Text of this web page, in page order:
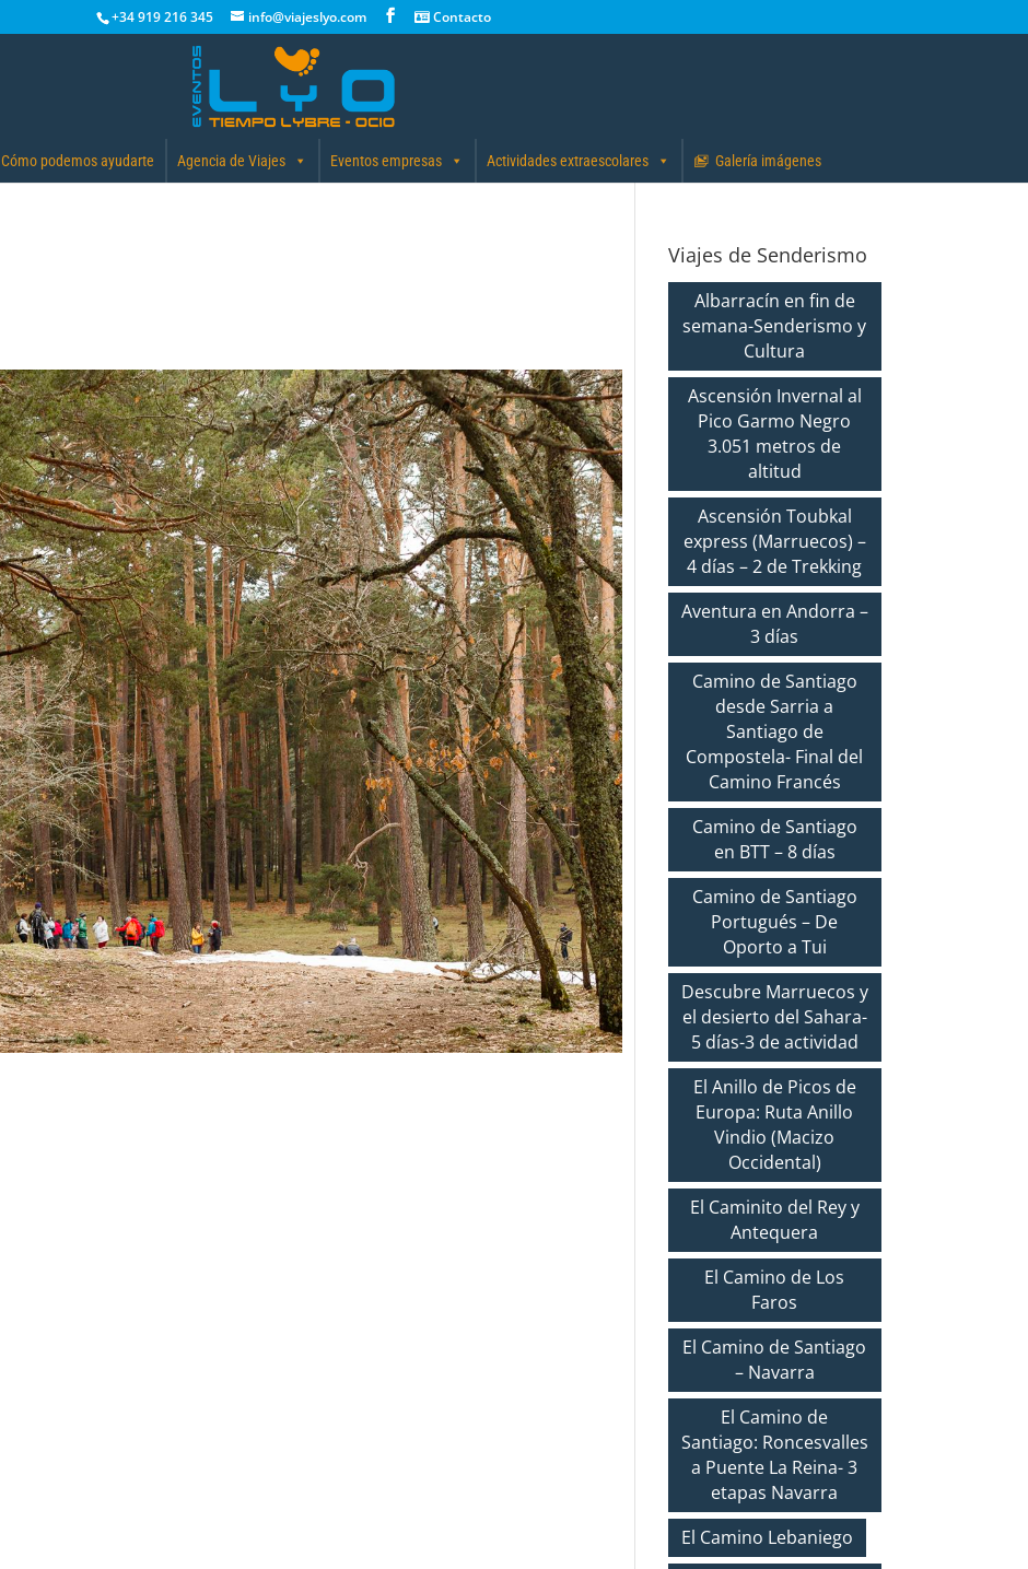
+34 919 216 345 info@viajeslyo.com Contacto
Cómo podemos ayudarte Agencia de Viajes Eventos empresas Actividades extraescolares Galería imágenes
Viajes de Senderismo
Albarracín en fin de
semana-Senderismo y
Cultura
Ascensión Invernal al
Pico Garmo Negro
3.051 metros de
altitud
Ascensión Toubkal
express (Marruecos) –
4 días – 2 de Trekking
Aventura en Andorra –
3 días
Camino de Santiago
desde Sarria a
Santiago de
Compostela- Final del
Camino Francés
Camino de Santiago
en BTT – 8 días
Camino de Santiago
Portugués – De
Oporto a Tui
Descubre Marruecos y
el desierto del Sahara-
5 días-3 de actividad
El Anillo de Picos de
Europa: Ruta Anillo
Vindio (Macizo
Occidental)
El Caminito del Rey y
Antequera
El Camino de Los
Faros
El Camino de Santiago
– Navarra
El Camino de
Santiago: Roncesvalles
a Puente La Reina- 3
etapas Navarra
El Camino Lebaniego